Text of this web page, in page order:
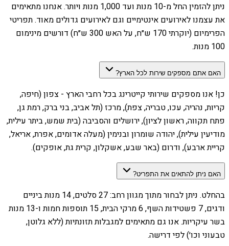
ניתן להזמין החל מ-10 מנות ועד 1,000 מנות ויותר. אנחנו מתאימים
את עצמנו לאירועים אינטימיים וגם לאירועים גדולים מאוד. תפריטי
הפרימיום (יוקרתי 170 ש״ח, על האש 300 ש״ח) דורשים מינימום
100 מנות.
האם אתם מספקים שירות לכל הארץ?
כן! אנו מספקים שירותי קייטרינג בכל רחבי הארץ - צפון (חיפה,
קריות, נהריה, עכו, טבריה, צפת), מרכז (תל אביב, בני ברק, רמת גן,
פתח תקווה, ראשון לציון), ירושלים והסביבה (בית שמש, ביתר עילית,
מודיעין עילית), יהודה שומרון ובנימין (מעלה אדומים, אפרת, אריאל,
קריית ארבע), ודרום (באר שבע, אשקלון, קרית גת, אופקים).
האם ניתן להתאים את התפריט?
בהחלט. ניתן לבחור מתוך מגוון רחב: 27 סלטים, 14 מנות ביניים
ודגים, 7 פשטידות השף, 6 מרקי הבית, 15 תוספות חמות ו-13 מנות
בשר עיקריות. אנו גם מתאימים למגבלות תזונתיות (ללא גלוטן,
טבעוני וכו׳) לפי דרישה.